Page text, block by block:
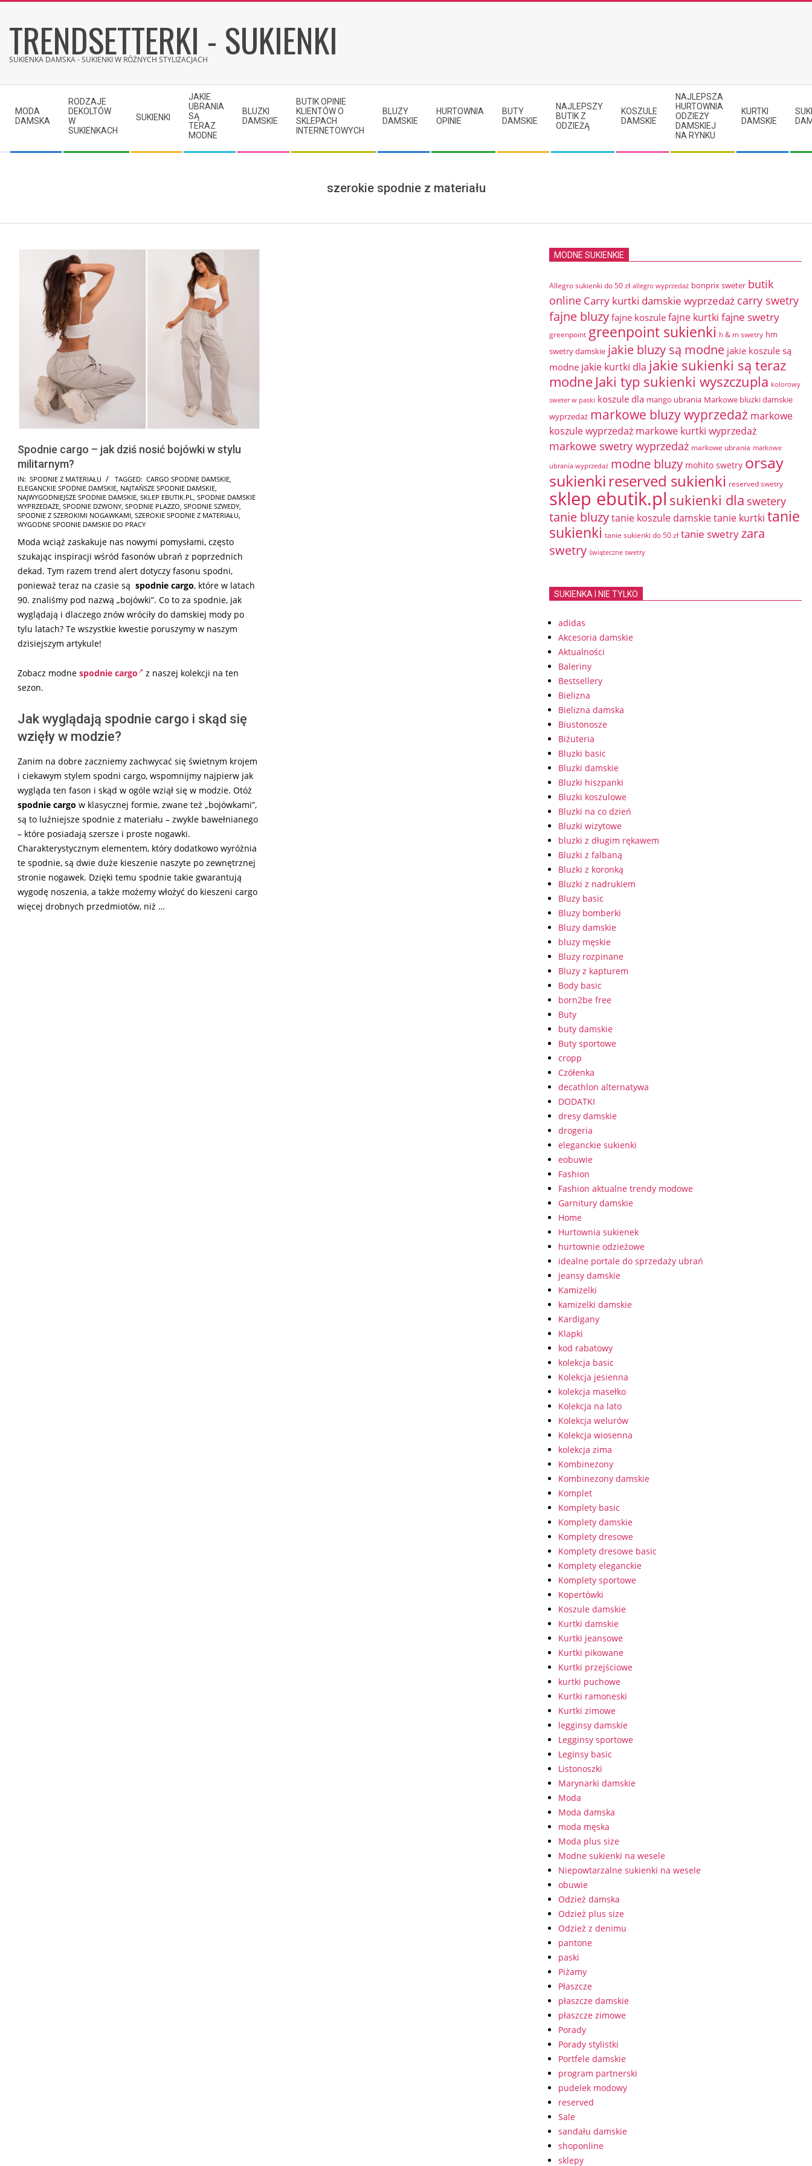
content
TRENDSETTERKI - SUKIENKI
SUKIENKA DAMSKA - SUKIENKI W RÓŻNYCH STYLIZACJACH
Navigation
Menu
MODA
DAMSKA
RODZAJE
DEKOLTÓW
W
SUKIENKACH
SUKIENKI
JAKIE
UBRANIA
SĄ
TERAZ
MODNE
BLUZKI
DAMSKIE
BUTIK OPINIE
KLIENTÓW O
SKLEPACH
INTERNETOWYCH
BLUZY
DAMSKIE
HURTOWNIA
OPINIE
BUTY
DAMSKIE
NAJLEPSZY
BUTIK Z
ODZIEŻĄ
KOSZULE
DAMSKIE
NAJLEPSZA
HURTOWNIA
ODZIEŻY
DAMSKIEJ
NA RYNKU
KURTKI
DAMSKIE
szerokie spodnie z materiału
Spodnie cargo – jak dziś nosić bojówki w stylu
militarnym?
2026-
05-
29
IN: SPODNIE Z MATERIAŁU TAGGED: CARGO SPODNIE DAMSKIE,
ELEGANCKIE SPODNIE DAMSKIE, NAJTAŃSZE SPODNIE DAMSKIE,
NAJWYGODNIEJSZE SPODNIE DAMSKIE, SKLEP EBUTIK.PL, SPODNIE DAMSKIE
WYPRZEDAŻE, SPODNIE DZWONY, SPODNIE PLAZZO, SPODNIE SZWEDY,
SPODNIE Z SZEROKIMI NOGAWKAMI, SZEROKIE SPODNIE Z MATERIAŁU,
WYGODNE SPODNIE DAMSKIE DO PRACY
Moda wciąż zaskakuje nas nowymi pomysłami, często
szukając inspiracji wśród fasonów ubrań z poprzednich
dekad. Tym razem trend alert dotyczy fasonu spodni,
ponieważ teraz na czasie są spodnie cargo, które w latach
90. znaliśmy pod nazwą „bojówki”. Co to za spodnie, jak
wyglądają i dlaczego znów wróciły do damskiej mody po
tylu latach? Te wszystkie kwestie poruszymy w naszym
dzisiejszym artykule!
Zobacz modne spodnie cargo
z naszej kolekcji na ten
sezon.
Jak wyglądają spodnie cargo i skąd się
wzięły w modzie?
Zanim na dobre zaczniemy zachwycać się świetnym krojem
i ciekawym stylem spodni cargo, wspomnijmy najpierw jak
wygląda ten fason i skąd w ogóle wziął się w modzie. Otóż
spodnie cargo w klasycznej formie, zwane też „bojówkami”,
są to luźniejsze spodnie z materiału – zwykle bawełnianego
– które posiadają szersze i proste nogawki.
Charakterystycznym elementem, który dodatkowo wyróżnia
te spodnie, są dwie duże kieszenie naszyte po zewnętrznej
stronie nogawek. Dzięki temu spodnie takie gwarantują
wygodę noszenia, a także możemy włożyć do kieszeni cargo
więcej drobnych przedmiotów, niż …
MODNE SUKIENKIE
Allegro sukienki do 50 zł allegro wyprzedaż bonprix sweter butik
online Carry kurtki damskie wyprzedaż carry swetry
fajne bluzy fajne koszule fajne kurtki fajne swetry
greenpoint greenpoint sukienki h & m swetry hm
swetry damskie jakie bluzy są modne jakie koszule są
modne jakie kurtki dla jakie sukienki są teraz
modneJaki typ sukienki wyszczupla kolorowy
sweter w paski koszule dla mango ubrania Markowe bluzki damskie
wyprzedaż markowe bluzy wyprzedaż markowe
koszule wyprzedaż markowe kurtki wyprzedaż
markowe swetry wyprzedaż markowe ubrania markowe
ubrania wyprzedaż modne bluzy mohito swetry orsay
sukienki reserved sukienki reserved swetry
sklep ebutik.pl sukienki dla swetery
tanie bluzytanie koszule damskietanie kurtki tanie
sukienki tanie sukienki do 50 zł tanie swetryzara
swetry świąteczne swetry
SUKIENKA I NIE TYLKO
adidas
Akcesoria damskie
Aktualności
Baleriny
Bestsellery
Bielizna
Bielizna damska
Biustonosze
Biżuteria
Bluzki basic
Bluzki damskie
Bluzki hiszpanki
Bluzki koszulowe
Bluzki na co dzień
Bluzki wizytowe
bluzki z długim rękawem
Bluzki z falbaną
Bluzki z koronką
Bluzki z nadrukiem
Bluzy basic
Bluzy bomberki
Bluzy damskie
bluzy męskie
Bluzy rozpinane
Bluzy z kapturem
Body basic
born2be free
Buty
buty damskie
Buty sportowe
cropp
Czółenka
decathlon alternatywa
DODATKI
dresy damskie
drogeria
eleganckie sukienki
eobuwie
Fashion
Fashion aktualne trendy modowe
Garnitury damskie
Home
Hurtownia sukienek
hurtownie odzieżowe
idealne portale do sprzedaży ubrań
jeansy damskie
Kamizelki
kamizelki damskie
Kardigany
Klapki
kod rabatowy
kolekcja basic
Kolekcja jesienna
kolekcja masełko
Kolekcja na lato
Kolekcja welurów
Kolekcja wiosenna
kolekcja zima
Kombinezony
Kombinezony damskie
Komplet
Komplety basic
Komplety damskie
Komplety dresowe
Komplety dresowe basic
Komplety eleganckie
Komplety sportowe
Kopertówki
Koszule damskie
Kurtki damskie
Kurtki jeansowe
Kurtki pikowane
Kurtki przejściowe
kurtki puchowe
Kurtki ramoneski
Kurtki zimowe
legginsy damskie
Legginsy sportowe
Leginsy basic
Listonoszki
Marynarki damskie
Moda
Moda damska
moda męska
Moda plus size
Modne sukienki na wesele
Niepowtarzalne sukienki na wesele
obuwie
Odzież damska
Odzież plus size
Odzież z denimu
pantone
paski
Piżamy
Płaszcze
płaszcze damskie
płaszcze zimowe
Porady
Porady stylistki
Portfele damskie
program partnerski
pudelek modowy
reserved
Sale
sandału damskie
shoponline
sklepy